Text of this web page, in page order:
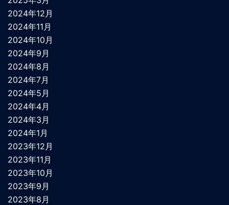
2024年12月
2024年11月
2024年10月
2024年9月
2024年8月
2024年7月
2024年5月
2024年4月
2024年3月
2024年1月
2023年12月
2023年11月
2023年10月
2023年9月
2023年8月